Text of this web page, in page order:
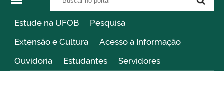
Estude na UFOB
Pesquisa
Extensão e Cultura
Acesso à Informação
Ouvidoria
Estudantes Servidores